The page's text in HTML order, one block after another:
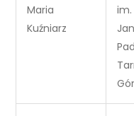
Maria
Kuźniarz